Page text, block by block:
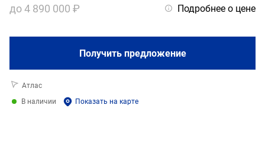
до4 890 000 ₽ Подробнее о цене
Получить предложение
Атлас
В наличии
Показать на карте